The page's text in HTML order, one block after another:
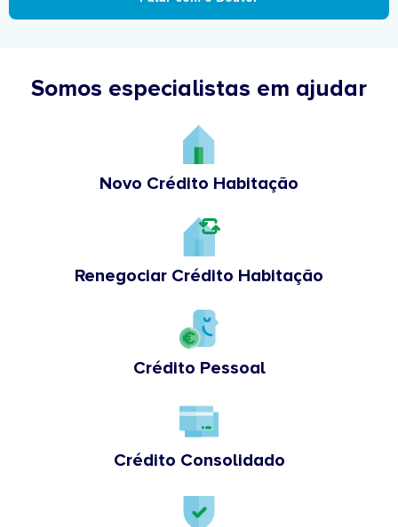
Somos especialistas em ajudar
Novo Crédito Habitação
Renegociar Crédito Habitação
Crédito Pessoal
Crédito Consolidado